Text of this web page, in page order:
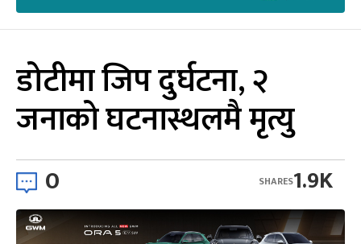
डोटीमा जिप दुर्घटना, २
जनाको घटनास्थलमै मृत्यु
0 1.9K
SHARES